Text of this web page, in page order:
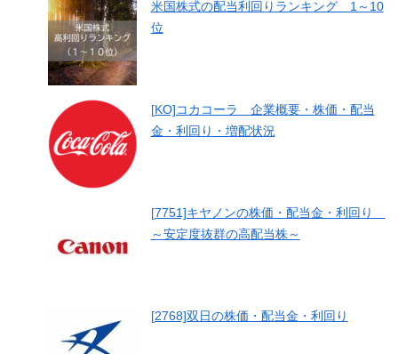
米国株式の配当利回りランキング 1～10
位
[KO]コカコーラ 企業概要・株価・配当
金・利回り・増配状況
[7751]キヤノンの株価・配当金・利回り
～安定度抜群の高配当株～
[2768]双日の株価・配当金・利回り